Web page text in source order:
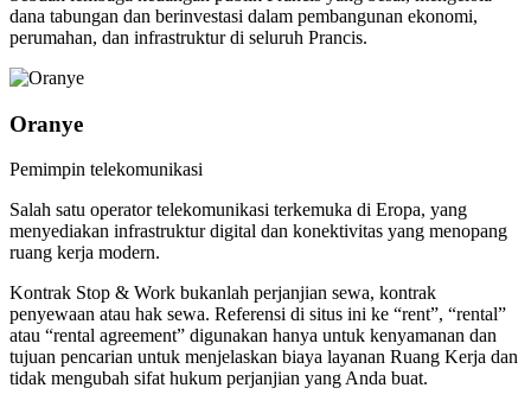
dana tabungan dan berinvestasi dalam pembangunan ekonomi,
perumahan, dan infrastruktur di seluruh Prancis.
Oranye
Pemimpin telekomunikasi
Salah satu operator telekomunikasi terkemuka di Eropa, yang
menyediakan infrastruktur digital dan konektivitas yang menopang
ruang kerja modern.
Kontrak Stop & Work bukanlah perjanjian sewa, kontrak
penyewaan atau hak sewa. Referensi di situs ini ke “rent”, “rental”
atau “rental agreement” digunakan hanya untuk kenyamanan dan
tujuan pencarian untuk menjelaskan biaya layanan Ruang Kerja dan
tidak mengubah sifat hukum perjanjian yang Anda buat.